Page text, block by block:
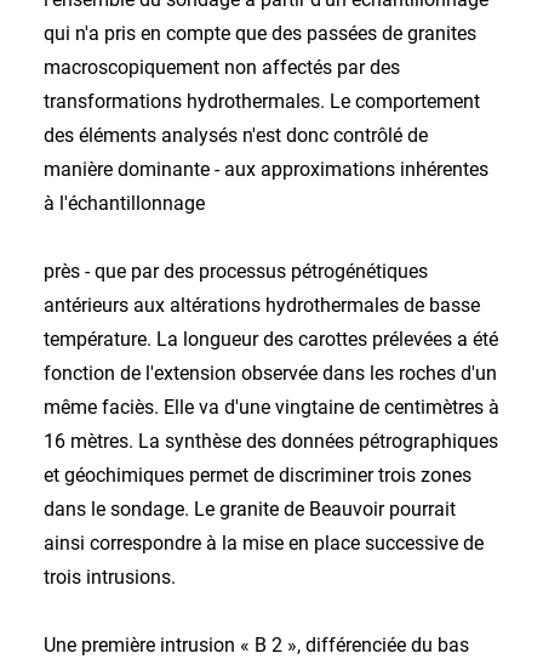
qui n'a pris en compte que des passées de granites
macroscopiquement non affectés par des
transformations hydrothermales. Le comportement
des éléments analysés n'est donc contrôlé de
manière dominante - aux approximations inhérentes
à l'échantillonnage
près - que par des processus pétrogénétiques
antérieurs aux altérations hydrothermales de basse
température. La longueur des carottes prélevées a été
fonction de l'extension observée dans les roches d'un
même faciès. Elle va d'une vingtaine de centimètres à
16 mètres. La synthèse des données pétrographiques
et géochimiques permet de discriminer trois zones
dans le sondage. Le granite de Beauvoir pourrait
ainsi correspondre à la mise en place successive de
trois intrusions.
Une première intrusion « B 2 », différenciée du bas